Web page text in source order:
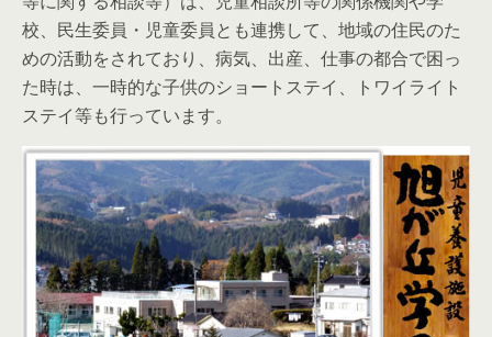
校、民生委員・児童委員とも連携して、地域の住民のた
めの活動をされており、病気、出産、仕事の都合で困っ
た時は、一時的な子供のショートステイ、トワイライト
ステイ等も行っています。